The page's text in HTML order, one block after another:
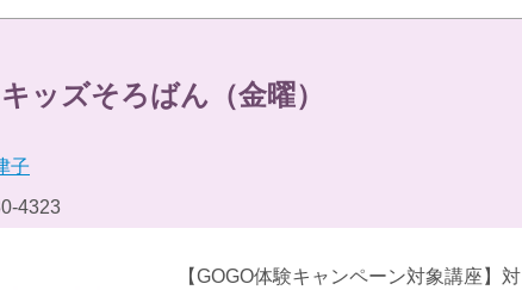
ッズそろばん（金曜）
子
4323
【GOGO体験キャンペーン対象講座】対